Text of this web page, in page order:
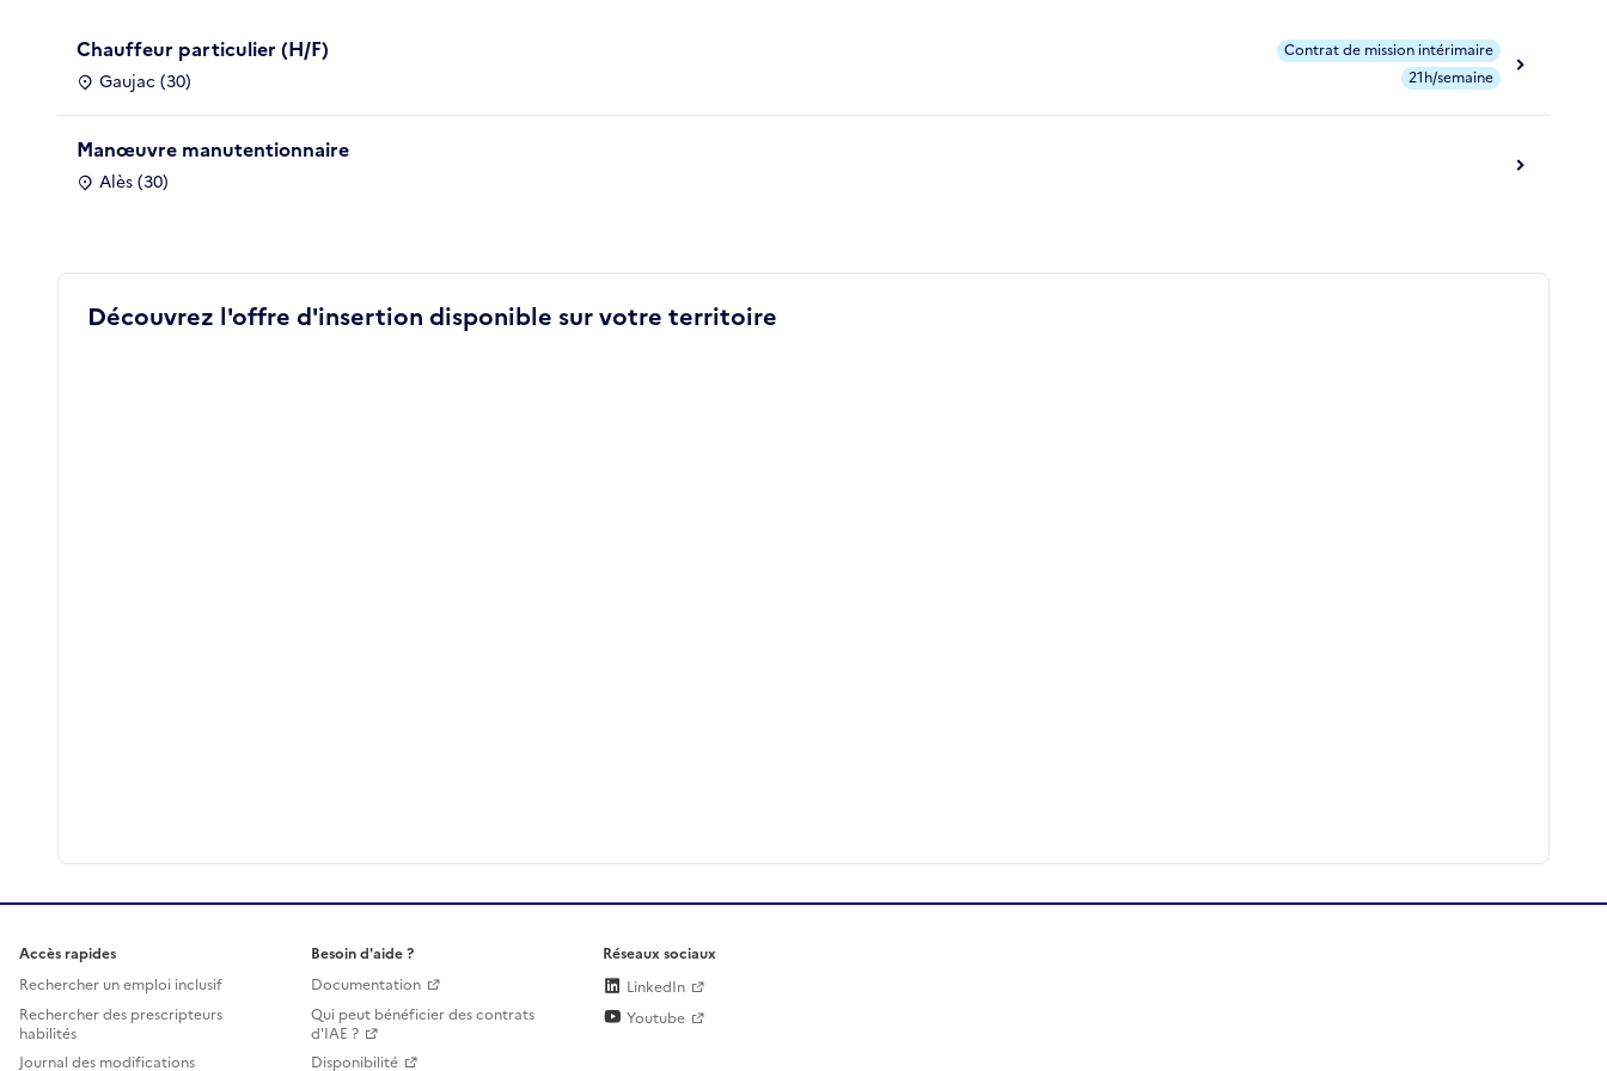
Chauffeur particulier (H/F)
Gaujac (30)
Contrat de mission intérimaire
21h/semaine
Manœuvre manutentionnaire
Alès (30)
Découvrez l'offre d'insertion disponible sur votre territoire
Accès rapides
Rechercher un emploi inclusif
Rechercher des prescripteurs
habilités
Journal des modifications
Besoin d'aide ?
Documentation
Qui peut bénéficier des contrats
d'IAE ?
Disponibilité
Réseaux sociaux
LinkedIn
Youtube